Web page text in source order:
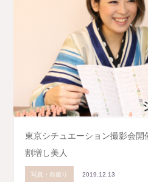
東京シチュエーション撮影会開
割増し美人
写真・自撮り 2019.12.13